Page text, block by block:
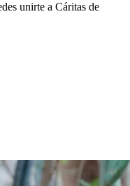
unirte a Cáritas de